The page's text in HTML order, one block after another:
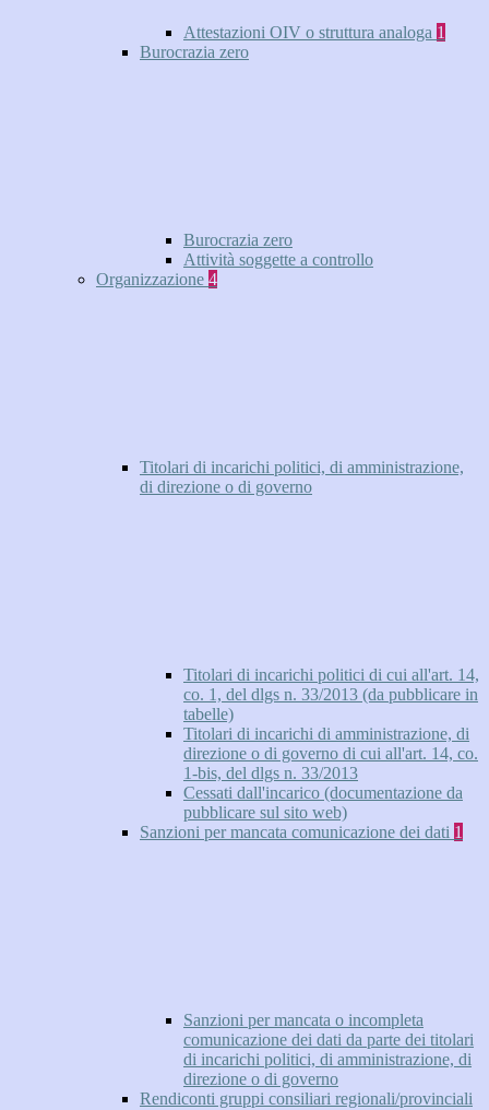
Attestazioni OIV o struttura analoga 1
Burocrazia zero
Burocrazia zero
Attività soggette a controllo
Organizzazione 4
Titolari di incarichi politici, di amministrazione,
di direzione o di governo
Titolari di incarichi politici di cui all'art. 14,
co. 1, del dlgs n. 33/2013 (da pubblicare in
tabelle)
Titolari di incarichi di amministrazione, di
direzione o di governo di cui all'art. 14, co.
1-bis, del dlgs n. 33/2013
Cessati dall'incarico (documentazione da
pubblicare sul sito web)
Sanzioni per mancata comunicazione dei dati 1
Sanzioni per mancata o incompleta
comunicazione dei dati da parte dei titolari
di incarichi politici, di amministrazione, di
direzione o di governo
Rendiconti gruppi consiliari regionali/provinciali